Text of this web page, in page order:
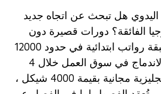
دورة اختبار برنامج QA اليدوي هل تبحث عن اتجاه جديد
الفائقة؟ دورات قصيرة دون
الحاجة إلى معرفة مسبقة رواتب ابتدائية في حدود 12000
شيكل! المساعدة في الاندماج في سوق العمل خلال 4
أشهر فقط دورة لغة انجليزية مجانية بقيمة 4000 شيكل ،